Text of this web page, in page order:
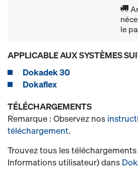
le
APPLICABLE AUX SYSTÈMES
Dokadek 30
Dokaflex
TÉLÉCHARGEMENTS
Remarque : Observez nos
téléchargement.
Trouvez tous les
Informations utilisateur) dans